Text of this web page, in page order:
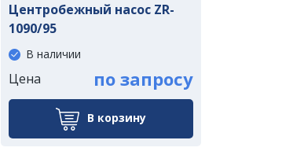
Центробежный насос ZR-
1090/95
В наличии
Цена по запросу
В корзину